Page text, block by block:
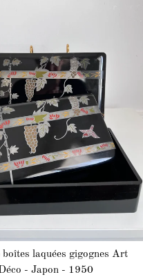
boîtes laquées gigognes Art
- Japon - 1950